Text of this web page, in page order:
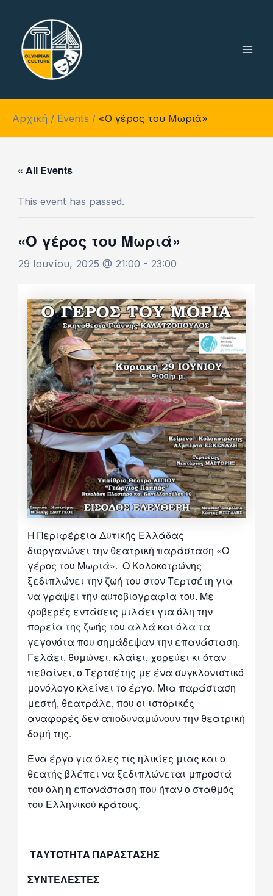
περιεχόμενο
Αρχική Events «Ο γέρος του Μωριά»
« All Events
This event has passed.
«Ο γέρος του Μωριά»
29 Ιουνίου, 2025 @ 21:00 - 23:00
Η Περιφέρεια Δυτικής Ελλάδας
διοργανώνει την θεατρική παράσταση «Ο
γέρος του Μωριά». Ο Κολοκοτρώνης
ξεδιπλώνει την ζωή του στον Τερτσέτη για
να γράψει την αυτοβιογραφία του. Με
φοβερές εντάσεις μιλάει για όλη την
πορεία της ζωής του αλλά και όλα τα
γεγονότα που σημάδεψαν την επανάσταση.
Γελάει, θυμώνει, κλαίει, χορεύει κι όταν
πεθαίνει, ο Τερτσέτης με ένα συγκλονιστικό
μονόλογο κλείνει το έργο. Μια παράσταση
μεστή, θεατράλε, που οι ιστορικές
αναφορές δεν αποδυναμώνουν την θεατρική
δομή της.
Ένα έργο για όλες τις ηλικίες μιας και ο
θεατής βλέπει να ξεδιπλώνεται μπροστά
του όλη η επανάσταση που ήταν ο σταθμός
του Ελληνικού κράτους.
ΤΑΥΤΟΤΗΤΑ ΠΑΡΑΣΤΑΣΗΣ
ΣΥΝΤΕΛΕΣΤΕΣ